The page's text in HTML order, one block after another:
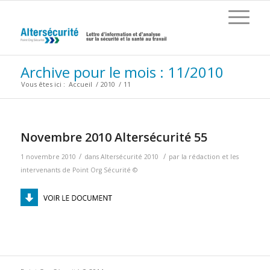
Archive pour le mois : 11/2010
Vous êtes ici : Accueil / 2010 / 11
Novembre 2010 Altersécurité 55
1 novembre 2010 / dans Altersécurité 2010 / par la rédaction et les
intervenants de Point Org Sécurité ©